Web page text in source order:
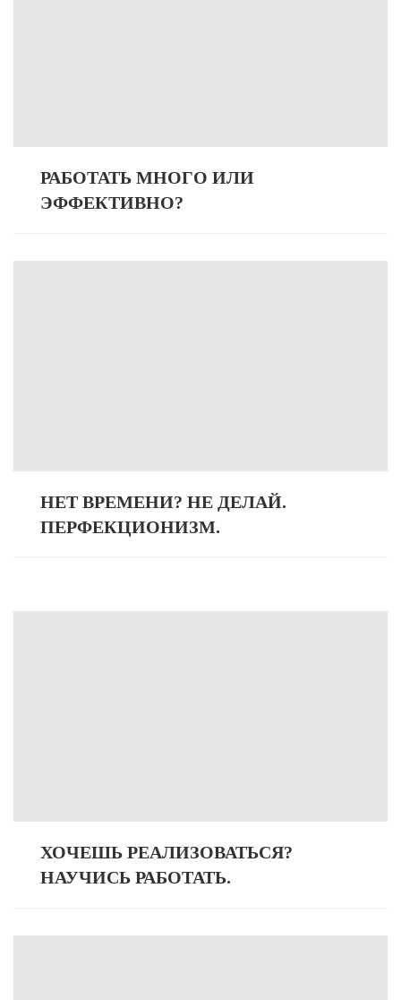
РАБОТАТЬ МНОГО ИЛИ
ЭФФЕКТИВНО?
НЕТ ВРЕМЕНИ? НЕ ДЕЛАЙ.
ПЕРФЕКЦИОНИЗМ.
ХОЧЕШЬ РЕАЛИЗОВАТЬСЯ?
НАУЧИСЬ РАБОТАТЬ.